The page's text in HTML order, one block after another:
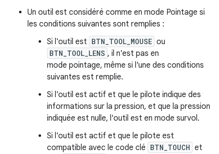
Un outil est considéré comme en mode Pointage si
les conditions suivantes sont remplies :
Si l'outil est BTN_TOOL_MOUSE ou
BTN_TOOL_LENS , il n'est pas en
mode pointage, même si l'une des conditions
suivantes est remplie.
Si l'outil est actif et que le pilote indique des
informations sur la pression, et que la pression
indiquée est nulle, l'outil est en mode survol.
Si l'outil est actif et que le pilote est
compatible avec le code clé BTN_TOUCH et